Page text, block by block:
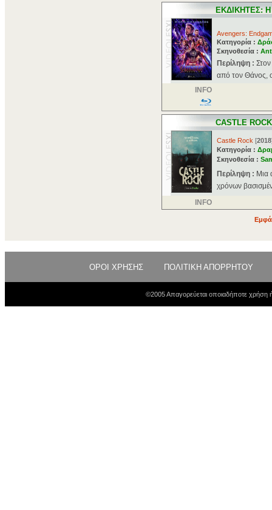
ΕΚΔΙΚΗΤΕΣ:
Avengers:
Κατηγορία :
Σκηνοθεσία :
Περίληψη :
από τον Θάνος,
INFO
CASTLE ROCK
Castle Rock [2018
Κατηγορία :
Σκηνοθεσία :
Περίληψη : Mια
χρόνων
INFO
ΟΡΟΙ ΧΡΗΣΗΣ ΠΟΛΙΤΙΚΗ ΑΠΟΡΡΗΤΟΥ
©2005 Απαγορεύεται οποιαδήποτε χρήση